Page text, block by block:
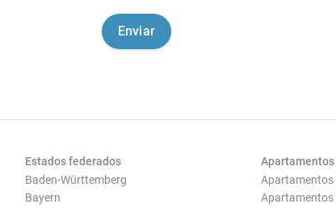
Estados federados
Baden-Württemberg
Bayern
Apartamentos
Apartamentos
Apartamentos